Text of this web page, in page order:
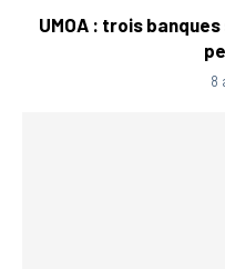
UMOA : trois
8